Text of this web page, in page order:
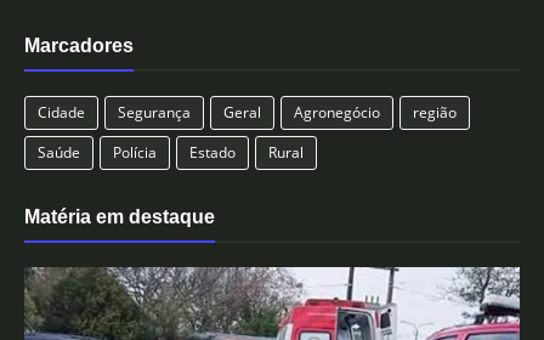
Marcadores
Cidade Segurança Geral Agronegócio
região
Saúde
Polícia Estado Rural
Matéria em destaque